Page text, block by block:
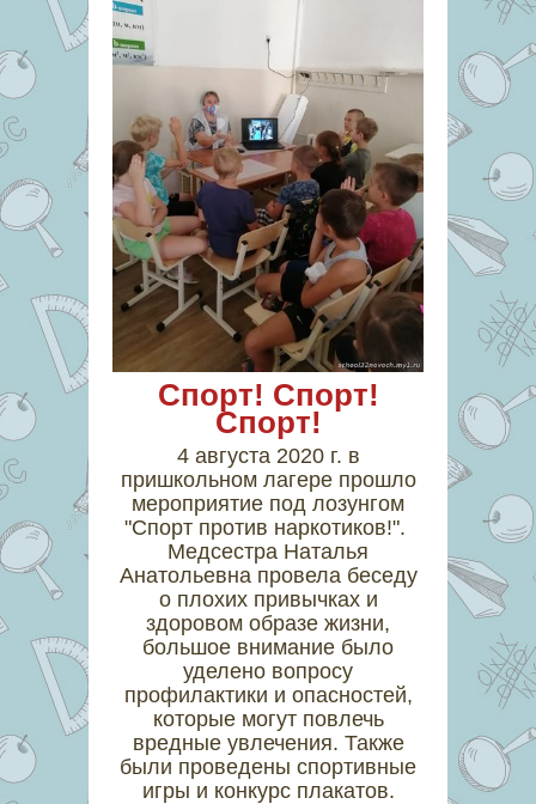
Спорт! Спорт!
Спорт!
4 августа 2020 г. в
пришкольном лагере прошло
мероприятие под лозунгом
"Спорт против наркотиков!".
Медсестра Наталья
Анатольевна провела беседу
о плохих привычках и
здоровом образе жизни,
большое внимание было
уделено вопросу
профилактики и опасностей,
которые могут повлечь
вредные увлечения. Также
были проведены спортивные
игры и конкурс плакатов.